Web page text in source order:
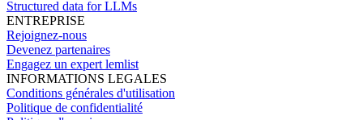
Structured data for LLMs
ENTREPRISE
Rejoignez-nous
Devenez partenaires
Engagez un expert lemlist
INFORMATIONS LEGALES
Conditions générales d'utilisation
Politique de confidentialité